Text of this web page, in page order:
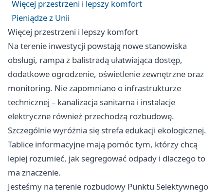
Więcej przestrzeni i lepszy komfort
Pieniądze z Unii
Więcej przestrzeni i lepszy komfort
Na terenie inwestycji powstają nowe stanowiska
obsługi, rampa z balistradą ułatwiająca dostęp,
dodatkowe ogrodzenie, oświetlenie zewnętrzne oraz
monitoring. Nie zapomniano o infrastrukturze
technicznej – kanalizacja sanitarna i instalacje
elektryczne również przechodzą rozbudowę.
Szczególnie wyróżnia się strefa edukacji ekologicznej.
Tablice informacyjne mają pomóc tym, którzy chcą
lepiej rozumieć, jak segregować odpady i dlaczego to
ma znaczenie.
Jesteśmy na terenie rozbudowy Punktu Selektywnego